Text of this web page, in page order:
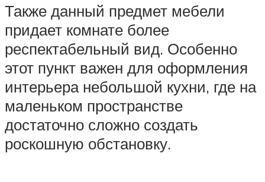
Также данный предмет мебели
придает комнате более
респектабельный вид. Особенно
этот пункт важен для оформления
интерьера небольшой кухни, где на
маленьком пространстве
достаточно сложно создать
роскошную обстановку.